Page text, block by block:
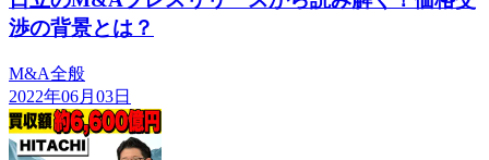
渉の背景とは？
M&A全般
2022年06月03日